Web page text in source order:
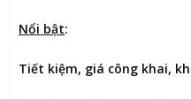
Nổi bật:
Tiết kiệm, giá công khai,